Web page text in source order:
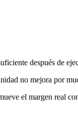
después de
no mejora por
el margen real